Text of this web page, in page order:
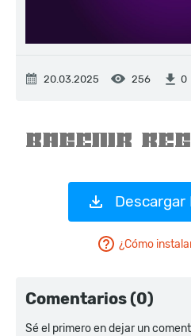
20.03.2025 256 0
Descargar
¿Cómo
Comentarios (0)
Sé el primero en dejar un